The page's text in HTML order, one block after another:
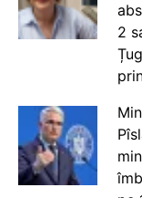
2